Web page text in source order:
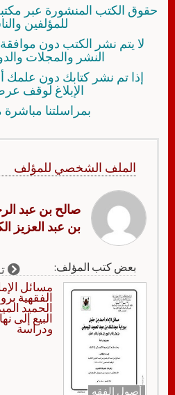
حقوق الكتب المنشورة عبر
للمؤلفين
لا يتم نشر الكتب دون
النشر والمجلات
إذا تم نشر كتابك دون علمك
الإبلاغ لوقف
بمراسلتنا
الملف الشخصي للمؤلف
صالح بن عبد
بن عبد العزيز
بعض كتب المؤلف:
أصول الفقه
مسائل
الفقهية
الحميد
البيع إلى
ودراسة